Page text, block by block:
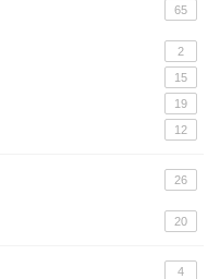
65
2
15
19
12
26
20
4